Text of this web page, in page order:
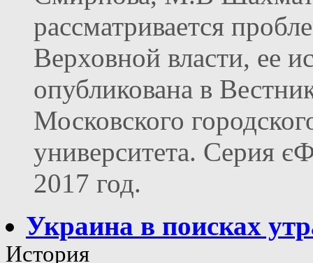
рассматривается
Верховной власти, ее
опубликована в
Московского
университета. Серия
2017 год.
Украина в поисках
История